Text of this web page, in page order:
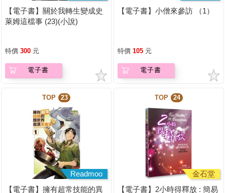
【電子書】關於我轉生變成史
萊姆這檔事 (23)(小說)
特價 300 元
電子書
【電子書】小僧來參訪 （1）
特價 105 元
電子書
TOP 23
Readmoo
【電子書】擁有超常技能的異
TOP 24
金石堂
【電子書】2小時得釋放 : 簡易